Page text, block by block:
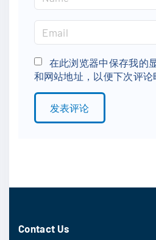
a
e
*
m
a
i
l
在此浏览器中保存我的
和网站地址，以便下次评论
Contact Us